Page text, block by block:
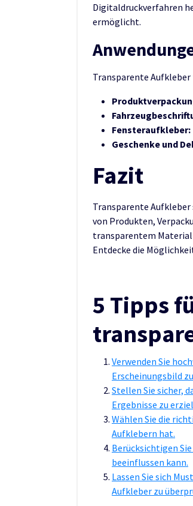
Digitaldruckverfahren
ermöglicht.
Transparente Aufkleber
Fensteraufkleber:
Geschenke und
Fazit
Transparente
von Produkten,
transparentem
Entdecke die
5 Tipps
Verwenden Sie
Erscheinungsbild
Stellen Sie sicher,
Ergebnisse zu
Wählen Sie die
Aufklebern hat.
Berücksichtigen
beeinflussen kann.
Lassen Sie sich
Aufkleber zu